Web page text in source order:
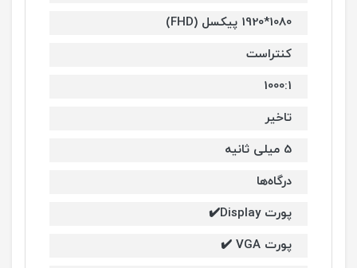
1080*1920 پیکسل (FHD)
کنتراست
1000:1
تاخیر
5 میلی ثانیه
درگاه‌ها
پورت Display✔️
پورت VGA ✔️